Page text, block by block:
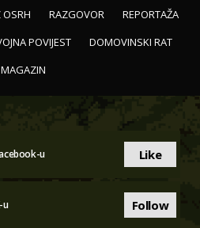
RAZGOVOR
REPORTAŽA
POVIJEST
DOMOVINSKI RAT
MAGAZIN
u Like
u Follow